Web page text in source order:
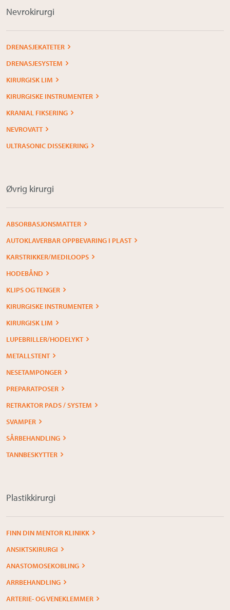
Nevrokirurgi
DRENASJEKATETER
DRENASJESYSTEM
KIRURGISK LIM
KIRURGISKE INSTRUMENTER
KRANIAL FIKSERING
NEVROVATT
ULTRASONIC DISSEKERING
Øvrig kirurgi
ABSORBASJONSMATTER
AUTOKLAVERBAR OPPBEVARING I PLAST
KARSTRIKKER/MEDILOOPS
HODEBÅND
KLIPS OG TENGER
KIRURGISKE INSTRUMENTER
KIRURGISK LIM
LUPEBRILLER/HODELYKT
METALLSTENT
NESETAMPONGER
PREPARATPOSER
RETRAKTOR PADS / SYSTEM
SVAMPER
SÅRBEHANDLING
TANNBESKYTTER
Plastikkirurgi
FINN DIN MENTOR KLINIKK
ANSIKTSKIRURGI
ANASTOMOSEKOBLING
ARRBEHANDLING
ARTERIE- OG VENEKLEMMER